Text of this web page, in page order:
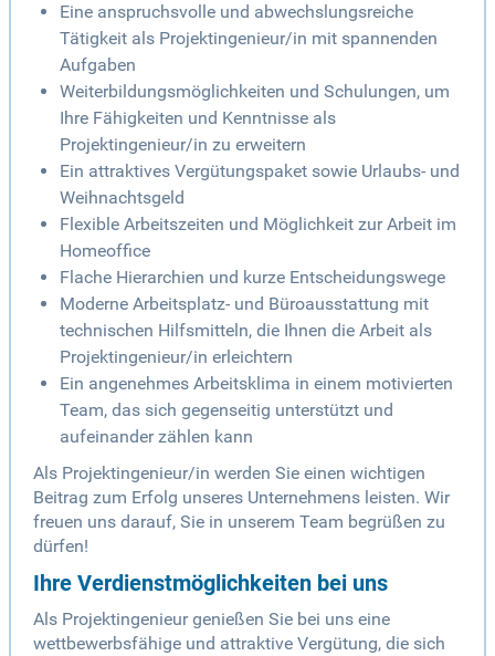
Eine anspruchsvolle und abwechslungsreiche
Tätigkeit als Projektingenieur/in mit spannenden
Aufgaben
Weiterbildungsmöglichkeiten und Schulungen, um
Ihre Fähigkeiten und Kenntnisse als
Projektingenieur/in zu erweitern
Ein attraktives Vergütungspaket sowie Urlaubs- und
Weihnachtsgeld
Flexible Arbeitszeiten und Möglichkeit zur Arbeit im
Homeoffice
Flache Hierarchien und kurze Entscheidungswege
Moderne Arbeitsplatz- und Büroausstattung mit
technischen Hilfsmitteln, die Ihnen die Arbeit als
Projektingenieur/in erleichtern
Ein angenehmes Arbeitsklima in einem motivierten
Team, das sich gegenseitig unterstützt und
aufeinander zählen kann
Als Projektingenieur/in werden Sie einen wichtigen
Beitrag zum Erfolg unseres Unternehmens leisten. Wir
freuen uns darauf, Sie in unserem Team begrüßen zu
dürfen!
Ihre Verdienstmöglichkeiten bei uns
Als Projektingenieur genießen Sie bei uns eine
wettbewerbsfähige und attraktive Vergütung, die sich